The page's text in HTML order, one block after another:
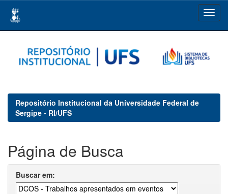
navigation
Repositório Institucional da Universidade Federal de
Sergipe - RI/UFS
Página de Busca
Buscar em: